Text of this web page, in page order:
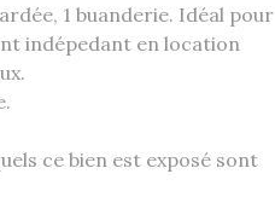
1 buanderie. Idéal pour
indépedant en location
ce bien est exposé sont